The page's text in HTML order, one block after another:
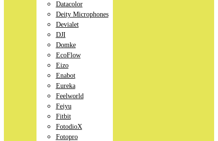
Datacolor
Deity Microphones
Devialet
DJI
Domke
EcoFlow
Eizo
Enabot
Eureka
Feelworld
Feiyu
Fitbit
FotodioX
Fotopro